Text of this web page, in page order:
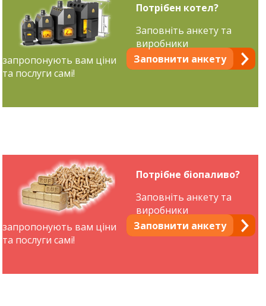
Потрібен котел?
Заповнити анкету
Заповніть анкету та
виробники
запропонують вам ціни
та послуги самі!
Потрібне біопаливо?
Заповнити анкету
Заповніть анкету та
виробники
запропонують вам ціни
та послуги самі!